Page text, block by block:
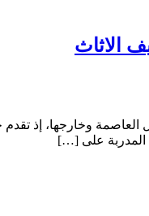
وخارجها، إذ تقدم
المدربة على […]